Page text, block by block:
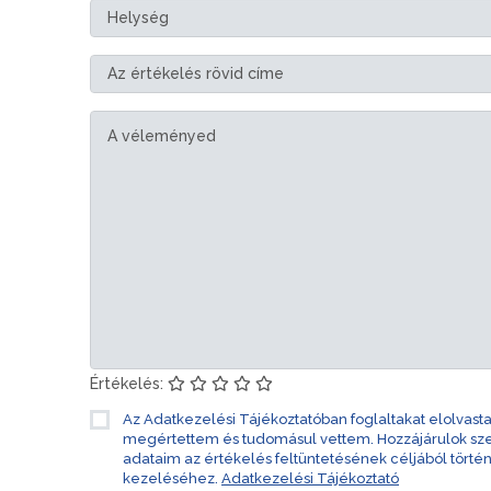
Értékelés:
Az Adatkezelési Tájékoztatóban foglaltakat
megértettem és tudomásul vettem. Hozzájárulok
adataim az értékelés feltüntetésének céljából
kezeléséhez. Adatkezelési Tájékoztató